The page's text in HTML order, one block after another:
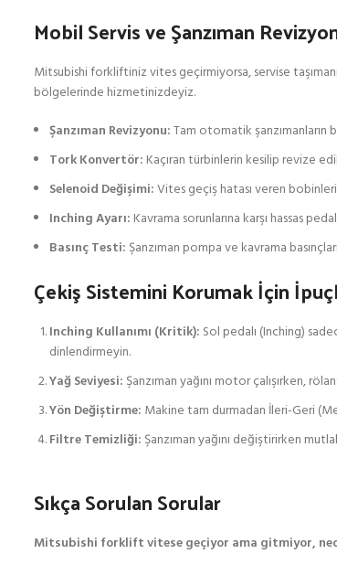
Mobil Servis ve Şanzıman
Mitsubishi forkliftiniz vites geçirmiyorsa, servise
bölgelerinde hizmetinizdeyiz.
Şanzıman Revizyonu:Tam otomatik
Tork Konvertör: Kaçıran türbinlerin kesilip revize
Selenoid Değişimi:Vites geçiş hatası veren
Inching Ayarı: Kavrama sorunlarına karşı hassas
Basınç Testi: Şanzıman pompa ve kavrama
Çekiş Sistemini Korumak İçin
Inching Kullanımı (Kritik): Sol pedalı (Inching)
dinlendirmeyin.
Yağ Seviyesi: Şanzıman yağını motor çalışırken,
Yön Değiştirme: Makine tam durmadan İleri-Geri
Filtre Temizliği: Şanzıman yağını değiştirirken
Sıkça Sorulan Sorular
Mitsubishi forklift vitese geçiyor ama gitmiyor,